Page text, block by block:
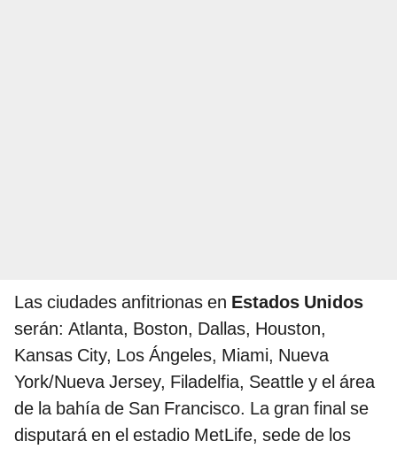
Las ciudades anfitrionas en Estados Unidos
serán: Atlanta, Boston, Dallas, Houston,
Kansas City, Los Ángeles, Miami, Nueva
York/Nueva Jersey, Filadelfia, Seattle y el área
de la bahía de San Francisco. La gran final se
disputará en el estadio MetLife, sede de los